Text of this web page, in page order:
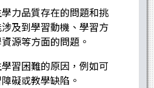
力品質存在的問題和挑
及到學習動機、學習方
源等方面的問題。
習困難的原因，例如可
礙或教學缺陷。